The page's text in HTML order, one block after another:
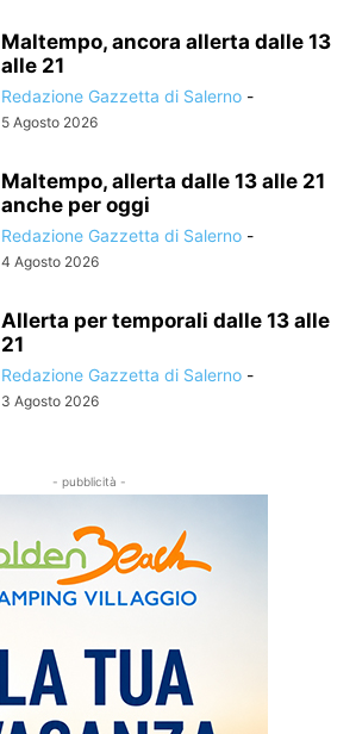
Maltempo, ancora allerta dalle 13
alle 21
Redazione Gazzetta di Salerno -
5 Agosto 2026
Maltempo, allerta dalle 13 alle 21
anche per oggi
Redazione Gazzetta di Salerno -
4 Agosto 2026
Allerta per temporali dalle 13 alle
21
Redazione Gazzetta di Salerno -
3 Agosto 2026
- pubblicità -